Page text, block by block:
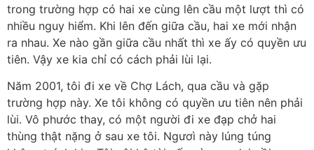
trong trường hợp có hai xe cùng lên cầu một lượt thì có
nhiều nguy hiểm. Khi lên đến giữa cầu, hai xe mới nhận
ra nhau. Xe nào gần giữa cầu nhất thì xe ấy có quyền ưu
tiên. Vậy xe kia chỉ có cách phải lùi lại.
Năm 2001, tôi đi xe về Chợ Lách, qua cầu và gặp
trường hợp này. Xe tôi không có quyền ưu tiên nên phải
lùi. Vô phước thay, có một người đi xe đạp chở hai
thùng thật nặng ở sau xe tôi. Ngươì này lúng túng